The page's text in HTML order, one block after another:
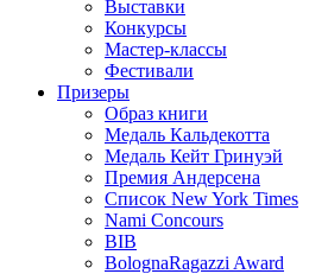
Выставки
Конкурсы
Мастер-классы
Фестивали
Призеры
Образ книги
Медаль Кальдекотта
Медаль Кейт Гринуэй
Премия Андерсена
Список New York Times
Nami Concours
BIB
BolognaRagazzi Award